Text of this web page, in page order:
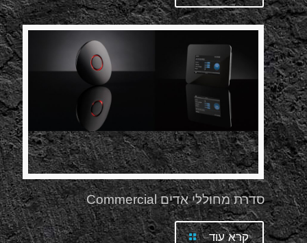
סדרת מחוללי אדים Commercial
קרא עוד